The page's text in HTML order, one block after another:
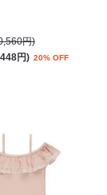
円)
円) 20% OFF